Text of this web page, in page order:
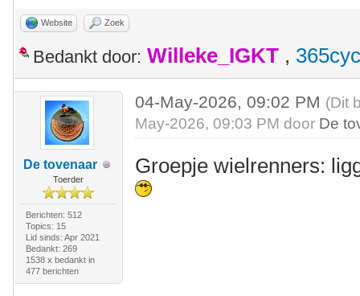
Website Zoek
Bedankt door: Willeke_IGKT ,
De tovenaar
Toerder
Berichten: 512
Topics: 15
Lid sinds: Apr 2021
Bedankt: 269
1538 x bedankt in
477 berichten
04-May-2026, 09:02 PM (Dit
May-2026, 09:03 PM door De
Groepje wielrenners: